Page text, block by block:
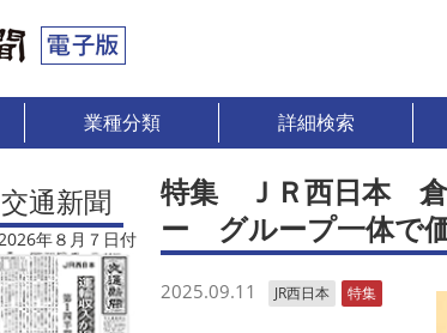
業種分類 詳細検索
通新聞
年８月７日付
特集 ＪＲ西日本 倉
ー グループ一体で
2025.09.11 JR西日本 特集